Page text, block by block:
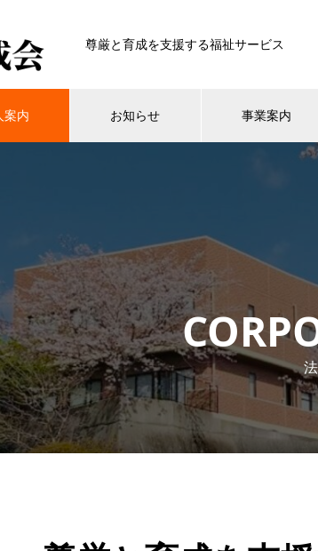
尊厳と育成を支援する福祉サービス
案内 お知らせ 事業案内